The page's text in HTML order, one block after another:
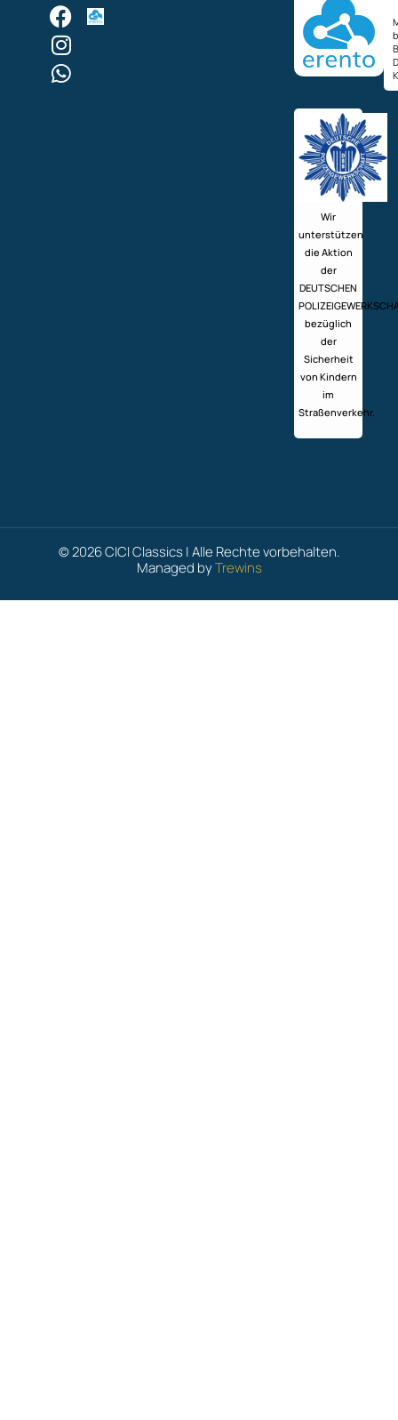
Wir
unterstützen
die Aktion
der
DEUTSCHEN
bezüglich
der
Sicherheit
von Kindern
im
Straßenverkehr.
© 2026 CICI Classics | Alle Rechte vorbehalten.
Managed byTrewins